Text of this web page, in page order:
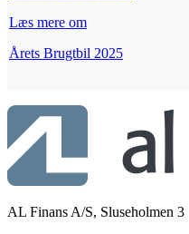
Læs mere om
Årets Brugtbil 2025
AL Finans A/S, Sluseholmen 3